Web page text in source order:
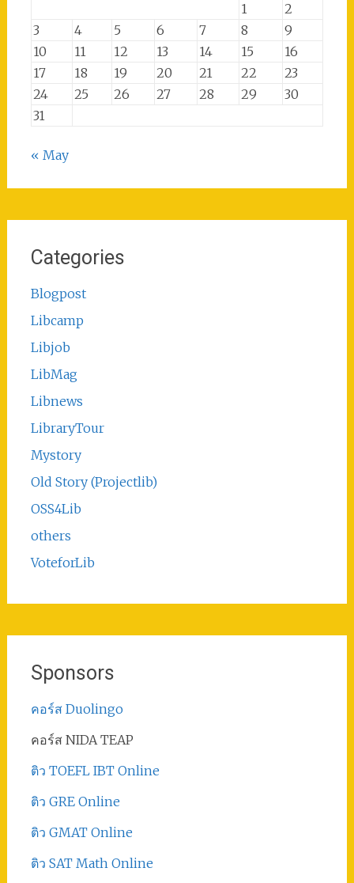
1
2
3
4 5 6 7 8
9
10
11 12 13 14 15
16
17
18 19 20 21 22
23
24
25 26 27 28 29
30
31
« May
Categories
Blogpost
Libcamp
Libjob
LibMag
Libnews
LibraryTour
Mystory
Old Story (Projectlib)
OSS4Lib
others
VoteforLib
Sponsors
คอร์ส Duolingo
คอร์ส NIDA TEAP
ติว TOEFL IBT Online
ติว GRE Online
ติว GMAT Online
ติว SAT Math Online